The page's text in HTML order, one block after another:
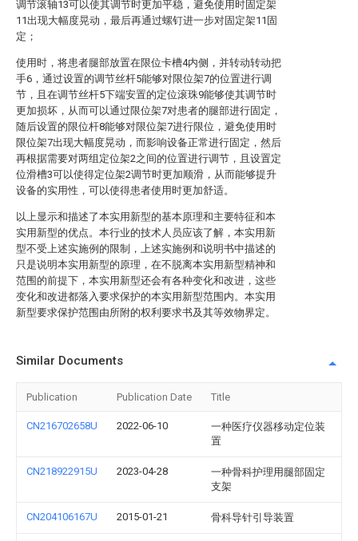
调节滚轴13可以使其调节时更加平稳，避免使用时固定架
11出现大幅度晃动，最后再通过螺钉进一步对固定架11固
定；
使用时，将患者腿部放置在限位卡槽4内侧，并转动转动把
手6，通过设置的调节丝杆5能够对限位架7的位置进行调
节，且在调节丝杆5下端安置的定位滚珠9能够使其调节时
更加损坏，从而可以通过限位架7对患者的腿部进行固定，
随后设置的限位杆8能够对限位架7进行限位，避免使用时
限位架7出现大幅度晃动，而影响设备正常进行固定，然后
再根据需要对两组定位架2之间的位置进行调节，且设置定
位滑槽3可以使得定位架2调节时更加顺滑，从而能够提升
设备的实用性，可以使得患者使用时更加舒适。
以上显示和描述了本实用新型的基本原理和主要特征和本
实用新型的优点。本行业的技术人员应该了解，本实用新
型不受上述实施例的限制，上述实施例和说明书中描述的
只是说明本实用新型的原理，在不脱离本实用新型精神和
范围的前提下，本实用新型还会有各种变化和改进，这些
变化和改进都落入要求保护的本实用新型范围内。本实用
新型要求保护范围由所附的权利要求书及其等效物界定。
Similar Documents
Publication Publication Date Title
CN216702658U 2022-06-10
一种医疗仪器移动定位装
置
CN218922915U 2023-04-28
一种骨科护理用腿部固定
支架
CN204106167U 2015-01-21 骨科导针引导装置